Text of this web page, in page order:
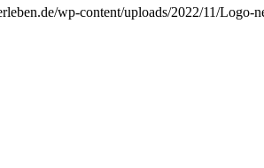
wp-content/uploads/2022/11/Logo-